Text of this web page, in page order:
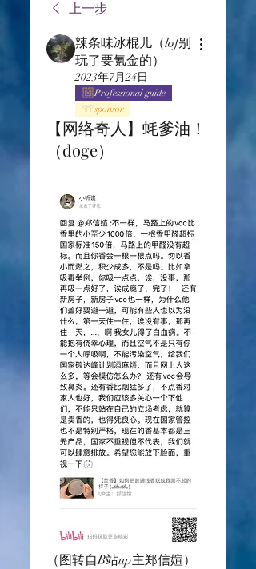
上一步
辣条味冰棍儿（lof别
玩了要氪金的）
2023年7月24日
Professional guide
sponsor
【网络奇人】蚝爹油！
（doge）
（图转自B站up主郑信媗）